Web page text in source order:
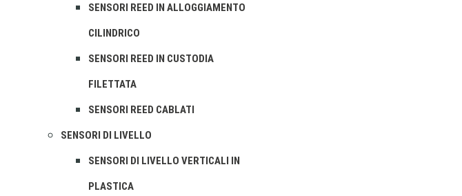
SENSORI REED IN ALLOGGIAMENTO
CILINDRICO
SENSORI REED IN CUSTODIA
FILETTATA
SENSORI REED CABLATI
SENSORI DI LIVELLO
SENSORI DI LIVELLO VERTICALI IN
PLASTICA